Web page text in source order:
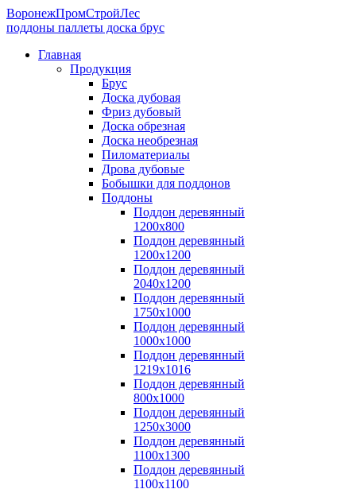
ВоронежПромСтройЛес
поддоны паллеты доска брус
Главная
Продукция
Брус
Доска дубовая
Фриз дубовый
Доска обрезная
Доска необрезная
Пиломатериалы
Дрова дубовые
Бобышки для поддонов
Поддоны
Поддон деревянный
1200х800
Поддон деревянный
1200х1200
Поддон деревянный
2040х1200
Поддон деревянный
1750х1000
Поддон деревянный
1000х1000
Поддон деревянный
1219х1016
Поддон деревянный
800х1000
Поддон деревянный
1250х3000
Поддон деревянный
1100х1300
Поддон деревянный
1100х1100